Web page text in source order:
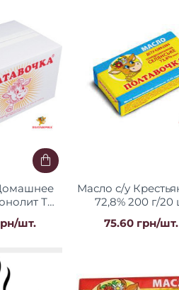
ТМ
шт.
Масло с/у
72,8% 200 г/20
фольга ТМ
"Полтавочка"
75.60 грн/шт.